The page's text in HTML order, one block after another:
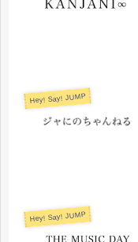
Hey! Say! JUMP
Hey! Say! JUMP